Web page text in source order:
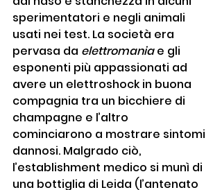
sperimentatori e negli animali
usati nei test. La società era
pervasa da elettromania e gli
esponenti più appassionati ad
avere un elettroshock in buona
compagnia tra un bicchiere di
champagne e l’altro
cominciarono a mostrare sintomi
dannosi. Malgrado ciò,
l’establishment medico si munì di
una bottiglia di Leida (l’antenato